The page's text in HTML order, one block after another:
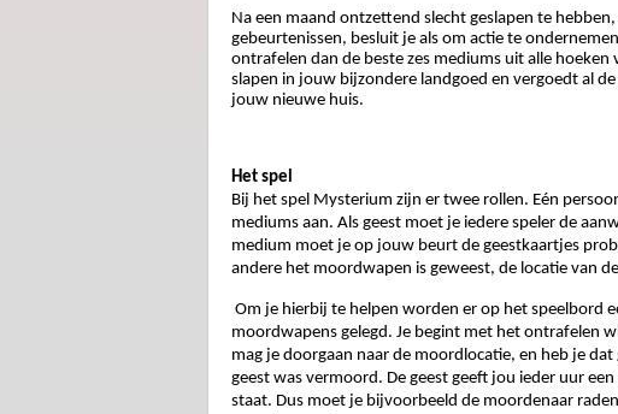
Na een maand ontzettend slecht geslapen te
gebeurtenissen, besluit je als om actie te
ontrafelen dan de beste zes mediums uit alle hoeken
slapen in jouw bijzondere landgoed en vergoedt al
jouw nieuwe huis.
Het spel
Bij het spel Mysterium zijn er twee rollen. Eén
mediums aan. Als geest moet je iedere speler de
medium moet je op jouw beurt de geestkaartjes
andere het moordwapen is geweest, de locatie van
Om je hierbij te helpen worden er op het speelbord
moordwapens gelegd. Je begint met het ontrafelen
mag je doorgaan naar de moordlocatie, en heb je
geest was vermoord. De geest geeft jou ieder uur
staat. Dus moet je bijvoorbeeld de moordenaar